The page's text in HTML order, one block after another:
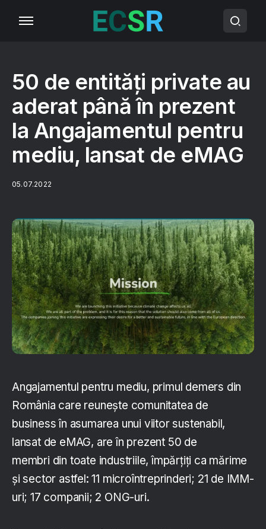
50 de entități private au
aderat până în prezent
la Angajamentul pentru
mediu, lansat de eMAG
05.07.2022
Angajamentul pentru mediu, primul demers din
România care reunește comunitatea de
business în asumarea unui viitor sustenabil,
lansat de eMAG, are în prezent 50 de
membri din toate industriile, împărțiți ca mărime
și sector astfel: 11 microîntreprinderi; 21 de IMM-
uri; 17 companii; 2 ONG-uri.